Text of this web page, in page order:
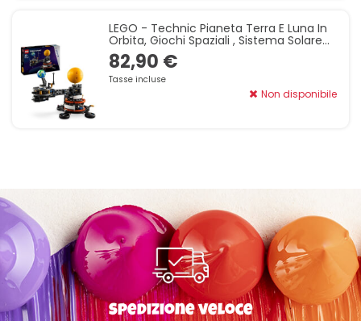
LEGO - Technic Pianeta Terra E Luna In
Orbita, Giochi Spaziali , Sistema Solare
Giocattolo Da Costruire Con Pianeti,
Sole E Funz
82,90 €
Tasse incluse
Non disponibile
Spedizione veloce